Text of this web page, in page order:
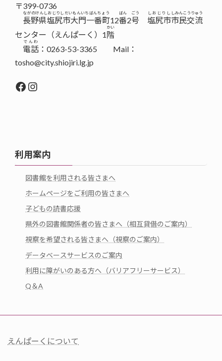
〒399-0736
長野県塩尻市大門一番町
ながのけんしおじりしだいもんいちばんちょう
12番
ばん
2号
ごう
塩尻市
しおじりし
市民交流
しみんこうりゅう
センター（えんぱーく）1階
かい
電話
でんわ
：0263-53-3365 Mail：
tosho@city.shiojiri.lg.jp
Facebook
Instagram
利用案内
図書館を利用される皆さまへ
ホームページをご利用の皆さまへ
子どもの読書応援
県外の図書館関係者の皆さまへ（相互貸借のご案内）
視察を希望される皆さまへ（視察のご案内）
データベースサービスのご案内
利用に障がいのある方へ（バリアフリーサービス）
Q＆A
えんぱーくについて